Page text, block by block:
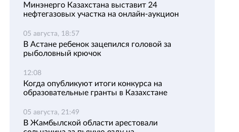
Минэнерго Казахстана выставит 24
нефтегазовых участка на онлайн-аукцион
05 августа, 18:57
В Астане ребенок зацепился головой за
рыболовный крючок
12:08
Когда опубликуют итоги конкурса на
образовательные гранты в Казахстане
05 августа, 21:49
В Жамбылской области арестовали